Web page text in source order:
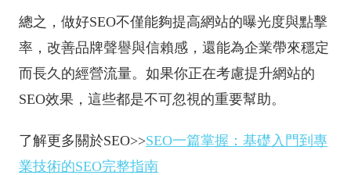
總之，做好SEO不僅能夠提高網站的曝光度與點擊
率，改善品牌聲譽與信賴感，還能為企業帶來穩定
而長久的經營流量。如果你正在考慮提升網站的
SEO效果，這些都是不可忽視的重要幫助。
了解更多關於SEO>>SEO一篇掌握：基礎入門到專
業技術的SEO完整指南